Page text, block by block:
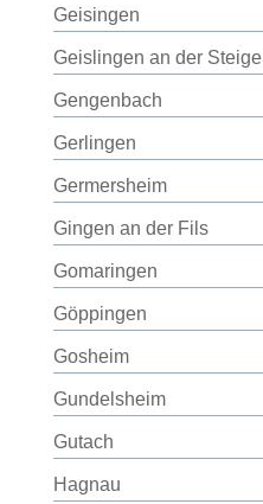
Geisingen
Geislingen an der Steige
Gengenbach
Gerlingen
Germersheim
Gingen an der Fils
Gomaringen
Göppingen
Gosheim
Gundelsheim
Gutach
Hagnau